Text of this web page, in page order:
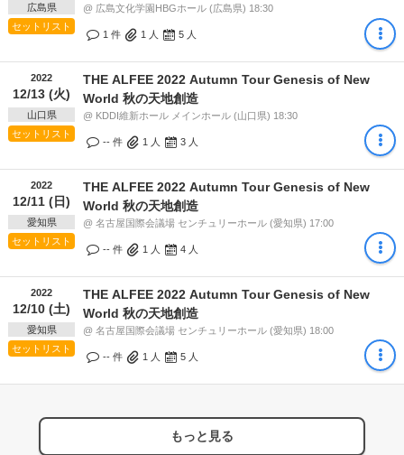
広島県
セットリスト
@ 広島文化学園HBGホール (広島県) 18:30
1 件 1 人 5 人
2022
12/13 (火)
山口県
セットリスト
THE ALFEE 2022 Autumn Tour Genesis of New
World 秋の天地創造
@ KDDI維新ホール メインホール (山口県) 18:30
-- 件 1 人 3 人
2022
12/11 (日)
愛知県
セットリスト
THE ALFEE 2022 Autumn Tour Genesis of New
World 秋の天地創造
@ 名古屋国際会議場 センチュリーホール (愛知県) 17:00
-- 件 1 人 4 人
2022
12/10 (土)
愛知県
セットリスト
THE ALFEE 2022 Autumn Tour Genesis of New
World 秋の天地創造
@ 名古屋国際会議場 センチュリーホール (愛知県) 18:00
-- 件 1 人 5 人
もっと見る